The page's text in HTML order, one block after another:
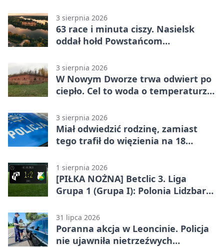
3 sierpnia 2026
63 race i minuta ciszy. Nasielsk
oddał hołd Powstańcom
3 sierpnia 2026
W Nowym Dworze trwa odwiert po
ciepło. Cel to woda o temperaturze
3 sierpnia 2026
Miał odwiedzić rodzinę, zamiast
tego trafił do więzienia na 18
1 sierpnia 2026
[PIŁKA NOŻNA] Betclic 3. Liga
Grupa 1 (Grupa I): Polonia Lidzbark
Mazowiecki 1:2
31 lipca 2026
Poranna akcja w Leoncinie. Policja
nie ujawniła nietrzeźwych